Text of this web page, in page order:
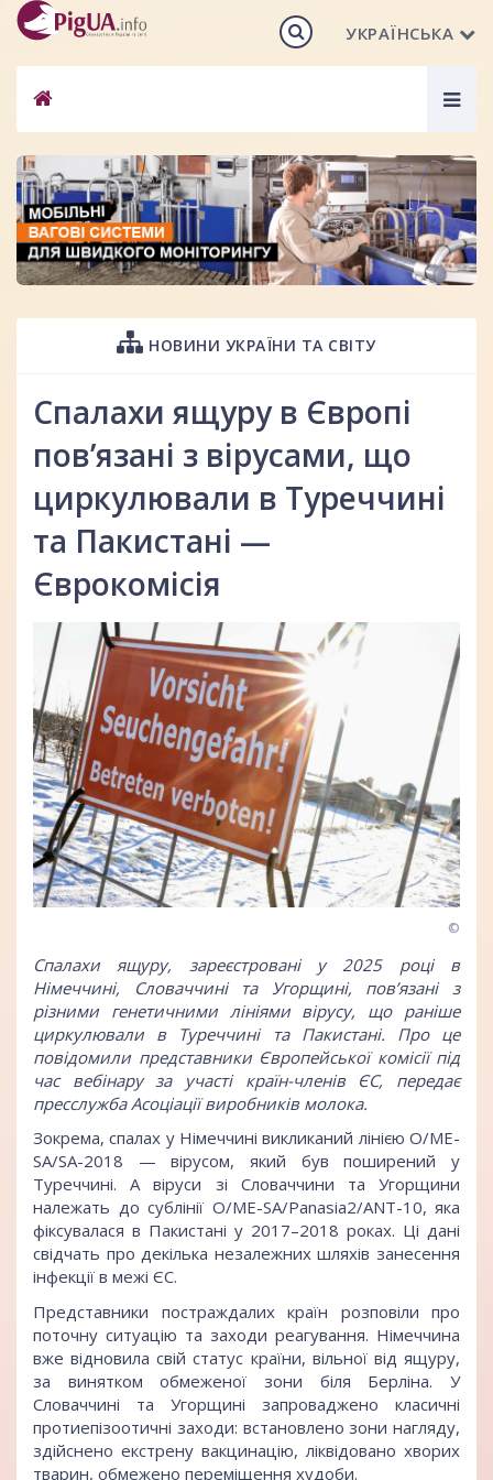
УКРАЇНСЬКА
НОВИНИ УКРАЇНИ ТА СВІТУ
Спалахи ящуру в Європі
пов’язані з вірусами, що
циркулювали в Туреччині
та Пакистані —
Єврокомісія
©
Спалахи ящуру, зареєстровані у 2025 році в
Німеччині, Словаччині та Угорщині, пов’язані з
різними генетичними лініями вірусу, що раніше
циркулювали в Туреччині та Пакистані. Про це
повідомили представники Європейської комісії під
час вебінару за участі країн-членів ЄС, передає
пресслужба Асоціації виробників молока.
Зокрема, спалах у Німеччині викликаний лінією O/ME-
SA/SA-2018 — вірусом, який був поширений у
Туреччині. А віруси зі Словаччини та Угорщини
належать до сублінії O/ME-SA/Panasia2/ANT-10, яка
фіксувалася в Пакистані у 2017–2018 роках. Ці дані
свідчать про декілька незалежних шляхів занесення
інфекції в межі ЄС.
Представники постраждалих країн розповіли про
поточну ситуацію та заходи реагування. Німеччина
вже відновила свій статус країни, вільної від ящуру,
за винятком обмеженої зони біля Берліна. У
Словаччині та Угорщині запроваджено класичні
протиепізоотичні заходи: встановлено зони нагляду,
здійснено екстрену вакцинацію, ліквідовано хворих
тварин, обмежено переміщення худоби.